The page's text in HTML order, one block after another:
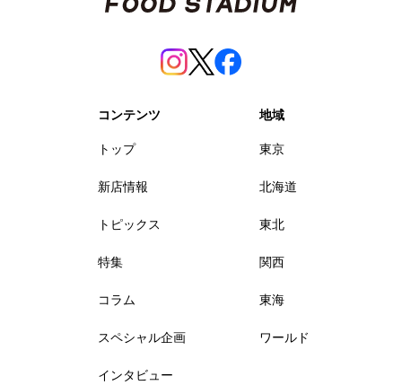
コンテンツ
トップ
新店情報
トピックス
特集
コラム
スペシャル企画
インタビュー
地域
東京
北海道
東北
関西
東海
ワールド